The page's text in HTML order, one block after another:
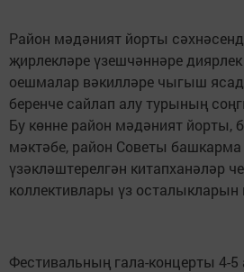
Район мәдәният йорты
җирлекләре үзешчәннәре
оешмалар вәкилләре чыгыш
беренче сайлап алу турының
Бу көнне район мәдәният йорты,
мәктәбе, район Советы
үзәкләштерелгән китапханәләр
коллективлары үз осталыкларын
Фестивальның гала-концерты 4-5